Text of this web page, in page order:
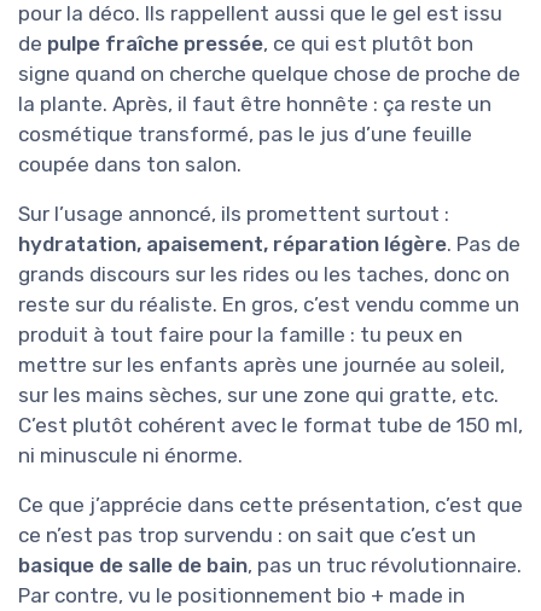
pour la déco. Ils rappellent aussi que le gel est issu
de pulpe fraîche pressée, ce qui est plutôt bon
signe quand on cherche quelque chose de proche de
la plante. Après, il faut être honnête : ça reste un
cosmétique transformé, pas le jus d’une feuille
coupée dans ton salon.
Sur l’usage annoncé, ils promettent surtout :
hydratation, apaisement, réparation légère. Pas de
grands discours sur les rides ou les taches, donc on
reste sur du réaliste. En gros, c’est vendu comme un
produit à tout faire pour la famille : tu peux en
mettre sur les enfants après une journée au soleil,
sur les mains sèches, sur une zone qui gratte, etc.
C’est plutôt cohérent avec le format tube de 150 ml,
ni minuscule ni énorme.
Ce que j’apprécie dans cette présentation, c’est que
ce n’est pas trop survendu : on sait que c’est un
basique de salle de bain, pas un truc révolutionnaire.
Par contre, vu le positionnement bio + made in